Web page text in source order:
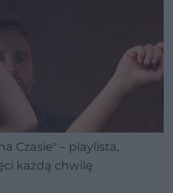
Czasie" – playlista,
każdą chwilę